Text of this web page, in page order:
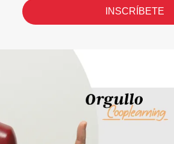
INSCRÍBETE